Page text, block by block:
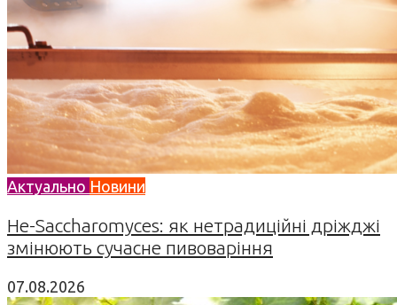
Актуально Новини
Не-Saccharomyces: як нетрадиційні дріжджі
змінюють сучасне пивоваріння
07.08.2026